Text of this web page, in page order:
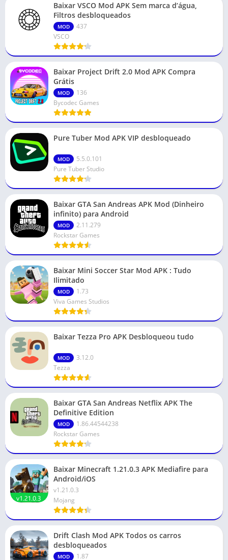
Baixar VSCO Mod APK Sem marca d’água,
Filtros desbloqueados
MOD
437
VSCO
Baixar Project Drift 2.0 Mod APK Compra
Grátis
MOD
136
Bycodec Games
Pure Tuber Mod APK VIP desbloqueado
MOD
5.5.0.101
Pure Tuber Studio
Baixar GTA San Andreas APK Mod (Dinheiro
infinito) para Android
MOD
2.11.279
Rockstar Games
Baixar Mini Soccer Star Mod APK : Tudo
Ilimitado
MOD
1.73
Viva Games Studios
Baixar Tezza Pro APK Desbloqueou tudo
MOD
3.12.0
Tezza
Baixar GTA San Andreas Netflix APK The
Definitive Edition
MOD
1.86.44544238
Rockstar Games
Baixar Minecraft 1.21.0.3 APK Mediafire para
Android/iOS
v1.21.0.3
Mojang
Drift Clash Mod APK Todos os carros
desbloqueados
MOD 1.87